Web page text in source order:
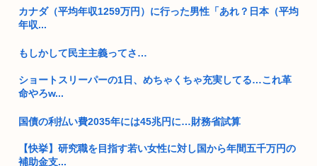
カナダ（平均年収1259万円）に行った男性「あれ？日本（平均
年収...
もしかして民主主義ってさ…
ショートスリーパーの1日、めちゃくちゃ充実してる…これ革
命やろw...
国債の利払い費2035年には45兆円に…財務省試算
【快挙】研究職を目指す若い女性に対し国から年間五千万円の
補助金支...